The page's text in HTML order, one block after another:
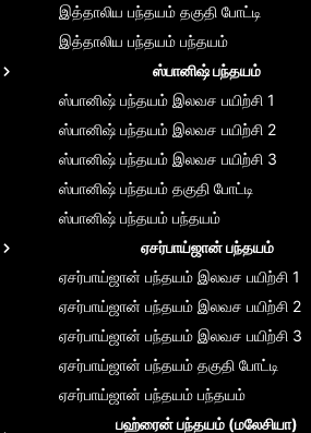
இத்தாலிய பந்தயம் தகுதி போட்டி
இத்தாலிய பந்தயம் பந்தயம்
ஸ்பானிஷ் பந்தயம்
ஸ்பானிஷ் பந்தயம் இலவச பயிற்சி 1
ஸ்பானிஷ் பந்தயம் இலவச பயிற்சி 2
ஸ்பானிஷ் பந்தயம் இலவச பயிற்சி 3
ஸ்பானிஷ் பந்தயம் தகுதி போட்டி
ஸ்பானிஷ் பந்தயம் பந்தயம்
ஏசர்பாய்ஜான் பந்தயம்
ஏசர்பாய்ஜான் பந்தயம் இலவச பயிற்சி 1
ஏசர்பாய்ஜான் பந்தயம் இலவச பயிற்சி 2
ஏசர்பாய்ஜான் பந்தயம் இலவச பயிற்சி 3
ஏசர்பாய்ஜான் பந்தயம் தகுதி போட்டி
ஏசர்பாய்ஜான் பந்தயம் பந்தயம்
பஹ்ரைன் பந்தயம் (மலேசியா)